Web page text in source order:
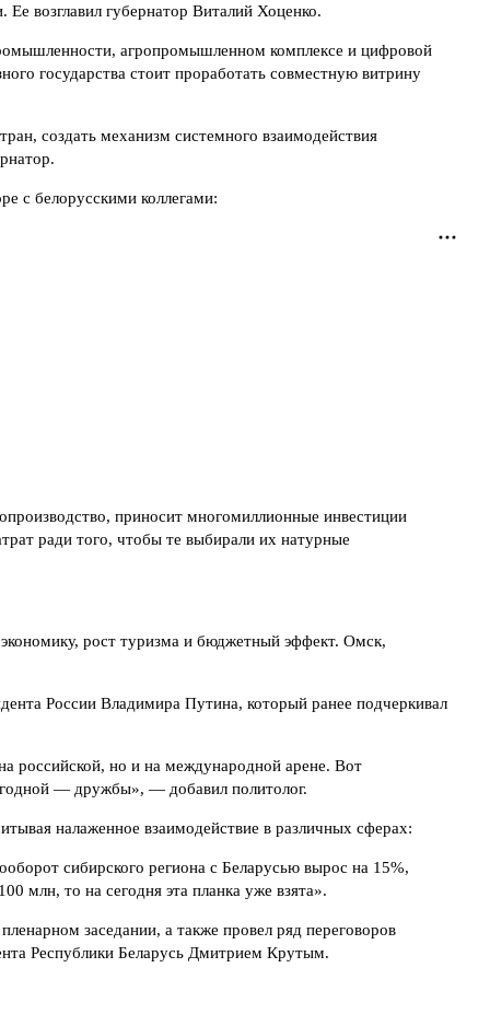
возглавил губернатор Виталий Хоценко.
агропромышленном комплексе и цифровой
государства стоит проработать совместную витрину
создать механизм системного взаимодействия
с белорусскими коллегами:
приносит многомиллионные инвестиции
ради того, чтобы те выбирали их натурные
рост туризма и бюджетный эффект. Омск,
России Владимира Путина, который ранее подчеркивал
российской, но и на международной арене. Вот
— дружбы», — добавил политолог.
налаженное взаимодействие в различных сферах:
сибирского региона с Беларусью вырос на 15%,
млн, то на сегодня эта планка уже взята».
заседании, а также провел ряд переговоров
Республики Беларусь Дмитрием Крутым.